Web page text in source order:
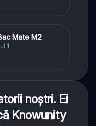
Mate M2
1
noștri. Ei
Knowunity